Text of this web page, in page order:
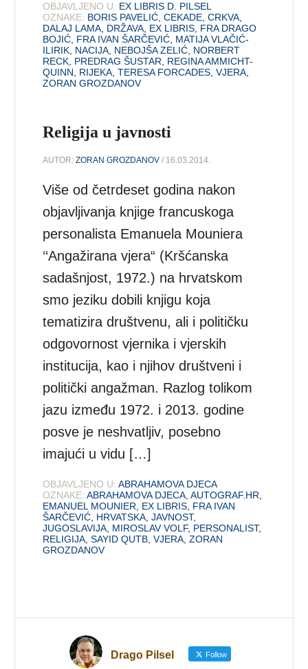
OBJAVLJENO U: EX LIBRIS D. PILSEL
OZNAKE: BORIS PAVELIĆ,CEKADE,CRKVA,
DALAJ LAMA, DRŽAVA, EX LIBRIS, FRA DRAGO
BOJIĆ, FRA IVAN ŠARČEVIĆ, MATIJA VLAČIĆ-
ILIRIK, NACIJA, NEBOJŠA ZELIĆ, NORBERT
RECK, PREDRAG ŠUSTAR, REGINA AMMICHT-
QUINN, RIJEKA,TERESA FORCADES,VJERA,
ZORAN GROZDANOV
Religija u javnosti
AUTOR:ZORAN GROZDANOV / 16.03.2014.
Više od četrdeset godina nakon
objavljivanja knjige francuskoga
personalista Emanuela Mouniera
‘‘Angažirana vjera“ (Kršćanska
sadašnjost, 1972.) na hrvatskom
smo jeziku dobili knjigu koja
tematizira društvenu, ali i političku
odgovornost vjernika i vjerskih
institucija, kao i njihov društveni i
politički angažman. Razlog tolikom
jazu između 1972. i 2013. godine
posve je neshvatljiv, posebno
imajući u vidu […]
OBJAVLJENO U: ABRAHAMOVA DJECA
OZNAKE: ABRAHAMOVA DJECA ,AUTOGRAF.HR
EMANUEL MOUNIER
EX LIBRIS FRA IVAN
ŠARČEVIĆ HRVATSKA ,JAVNOST,
JUGOSLAVIJA MIROSLAV VOLF, PERSONALIST,
RELIGIJA ,SAYID QUTB ,VJERA ,ZORAN
GROZDANOV
Drago Pilsel Follow